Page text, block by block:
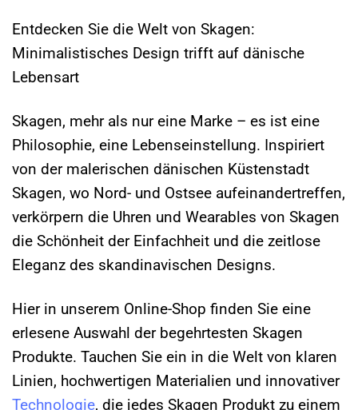
Entdecken Sie die Welt von Skagen:
Minimalistisches Design trifft auf dänische
Lebensart
Skagen, mehr als nur eine Marke – es ist eine
Philosophie, eine Lebenseinstellung. Inspiriert
von der malerischen dänischen Küstenstadt
Skagen, wo Nord- und Ostsee aufeinandertreffen,
verkörpern die Uhren und Wearables von Skagen
die Schönheit der Einfachheit und die zeitlose
Eleganz des skandinavischen Designs.
Hier in unserem Online-Shop finden Sie eine
erlesene Auswahl der begehrtesten Skagen
Produkte. Tauchen Sie ein in die Welt von klaren
Linien, hochwertigen Materialien und innovativer
Technologie, die jedes Skagen Produkt zu einem